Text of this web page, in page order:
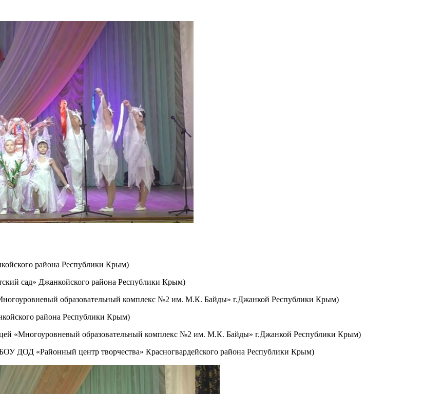
района Республики Крым)
сад» Джанкойского района Республики Крым)
образовательный комплекс №2 им. М.К. Байды» г.Джанкой Республики Крым)
района Республики Крым)
«Многоуровневый образовательный комплекс №2 им. М.К. Байды» г.Джанкой Республики Крым)
ДОД «Районный центр творчества» Красногвардейского района Республики Крым)